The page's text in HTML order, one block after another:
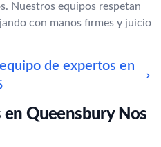
Nuestros equipos respetan
con manos firmes y juicio
de expertos en
en Queensbury Nos